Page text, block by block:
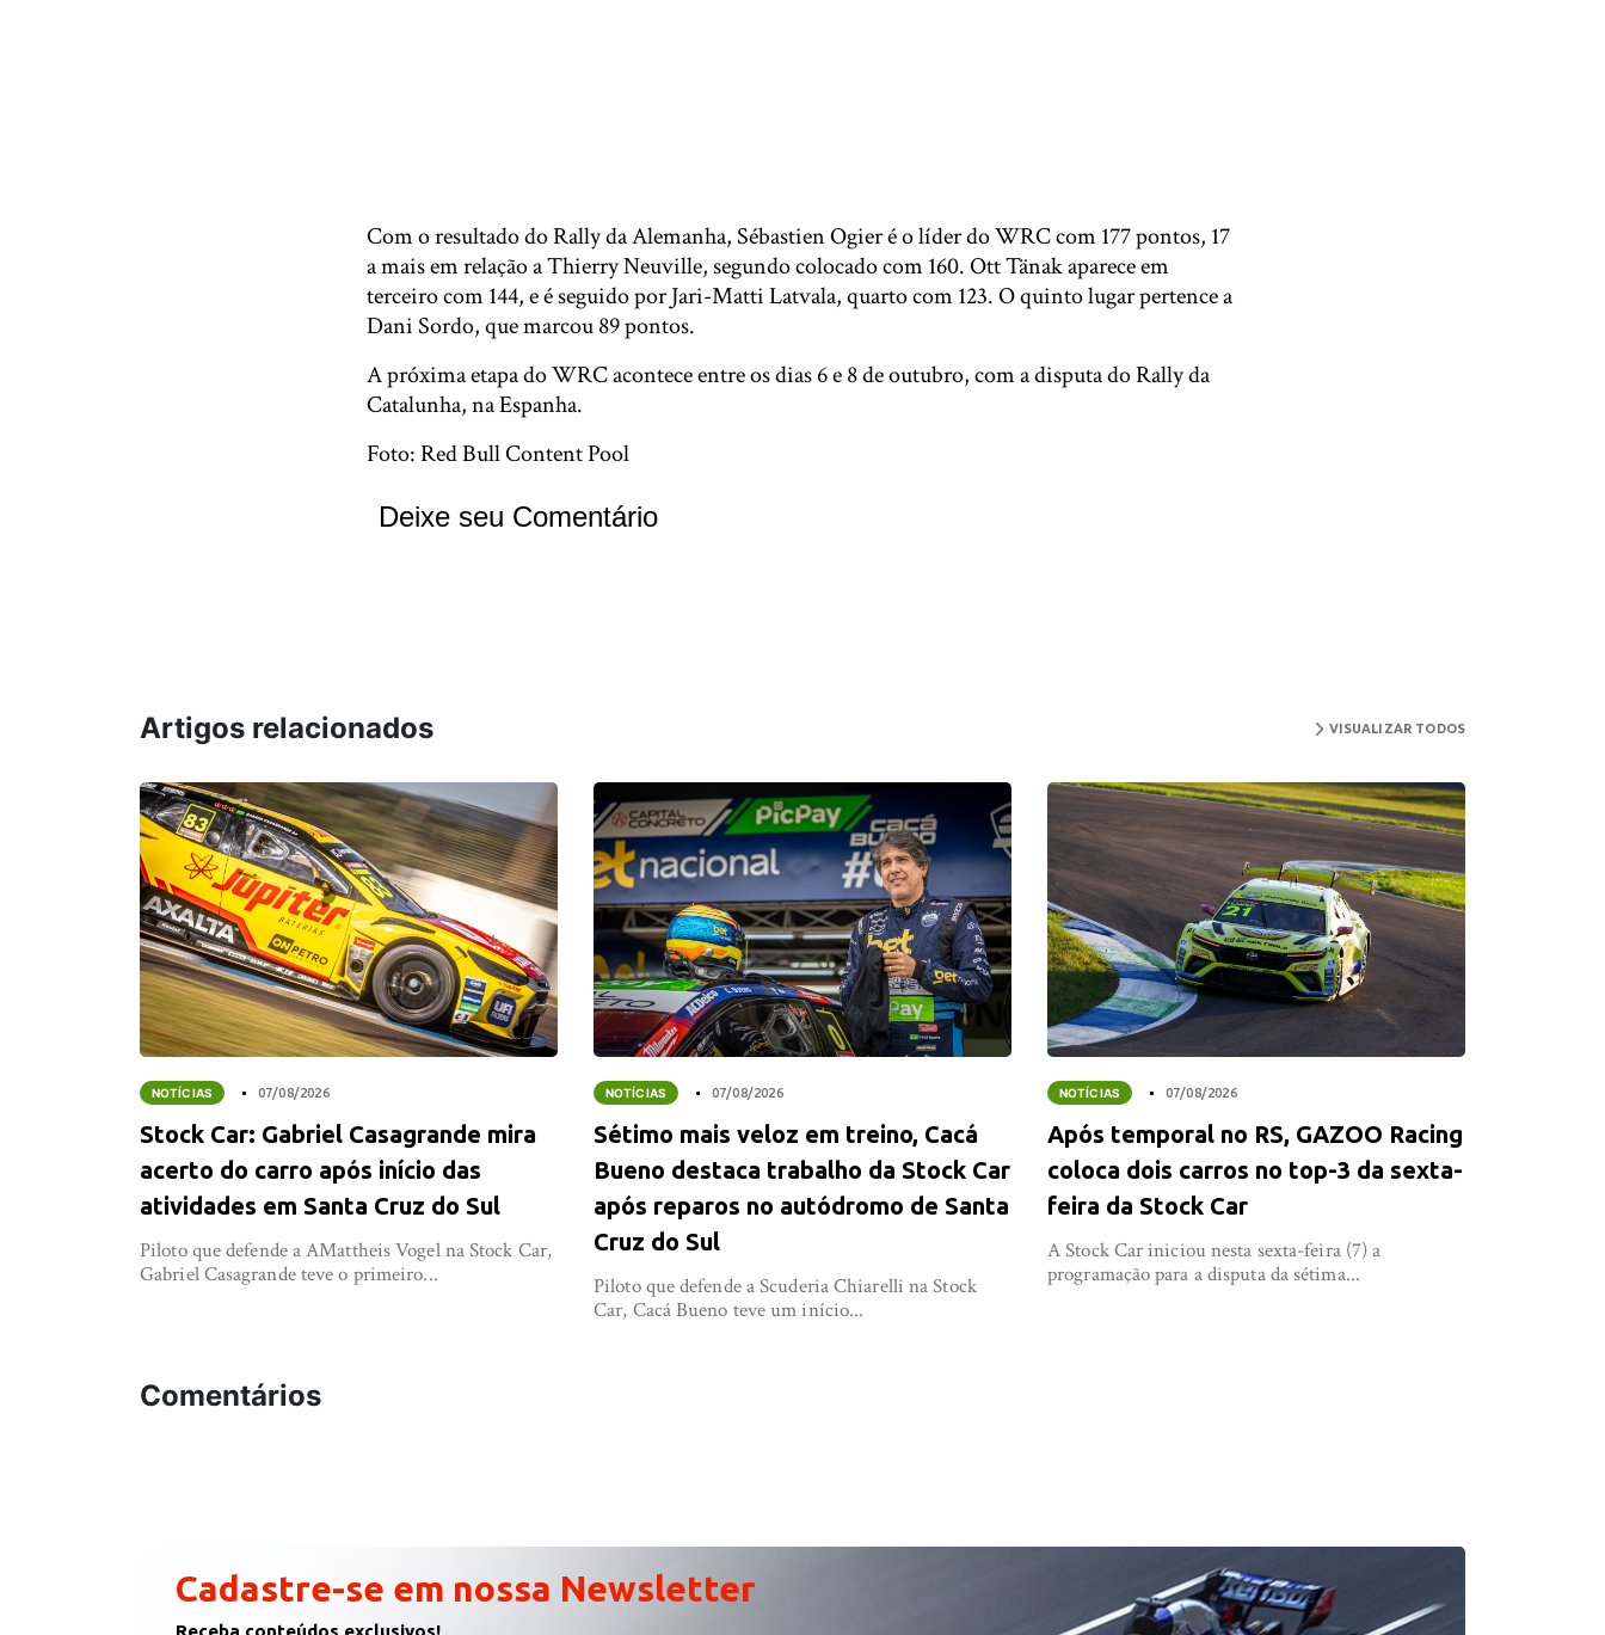
Com o resultado do Rally da Alemanha, Sébastien Ogier é o líder do WRC com 177 pontos, 17
a mais em relação a Thierry Neuville, segundo colocado com 160. Ott Tänak aparece em
terceiro com 144, e é seguido por Jari-Matti Latvala, quarto com 123. O quinto lugar pertence a
Dani Sordo, que marcou 89 pontos.
A próxima etapa do WRC acontece entre os dias 6 e 8 de outubro, com a disputa do Rally da
Catalunha, na Espanha.
Foto: Red Bull Content Pool
Deixe seu Comentário
Artigos relacionados VISUALIZAR TODOS
NOTÍCIAS 07/08/2026
Stock Car: Gabriel Casagrande mira
acerto do carro após início das
atividades em Santa Cruz do Sul
Piloto que defende a AMattheis Vogel na Stock Car,
Gabriel Casagrande teve o primeiro...
NOTÍCIAS 07/08/2026
Sétimo mais veloz em treino, Cacá
Bueno destaca trabalho da Stock Car
após reparos no autódromo de Santa
Cruz do Sul
Piloto que defende a Scuderia Chiarelli na Stock
Car, Cacá Bueno teve um início...
NOTÍCIAS 07/08/2026
Após temporal no RS, GAZOO Racing
coloca dois carros no top-3 da sexta-
feira da Stock Car
A Stock Car iniciou nesta sexta-feira (7) a
programação para a disputa da sétima...
Comentários
Cadastre-se em nossa Newsletter
Receba conteúdos exclusivos!